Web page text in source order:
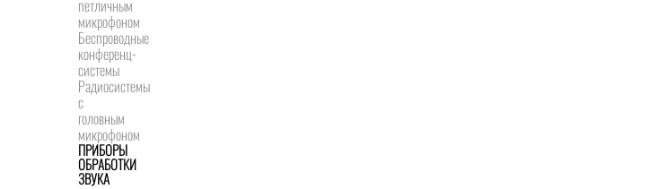
петличным
микрофоном
Беспроводные
конференц-
системы
Радиосистемы
с
головным
микрофоном
ПРИБОРЫ
ОБРАБОТКИ
ЗВУКА